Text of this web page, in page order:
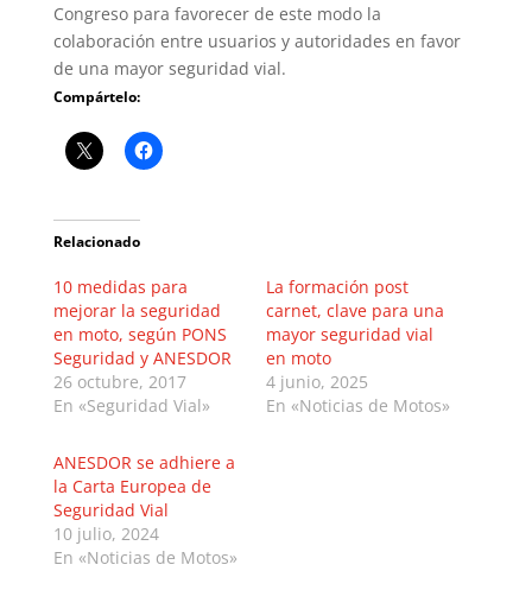
Congreso para favorecer de este modo la
colaboración entre usuarios y autoridades en favor
de una mayor seguridad vial.
Compártelo:
Relacionado
10 medidas para
mejorar la seguridad
en moto, según PONS
Seguridad y ANESDOR
26 octubre, 2017
En «Seguridad Vial»
La formación post
carnet, clave para una
mayor seguridad vial
en moto
4 junio, 2025
En «Noticias de Motos»
ANESDOR se adhiere a
la Carta Europea de
Seguridad Vial
10 julio, 2024
En «Noticias de Motos»